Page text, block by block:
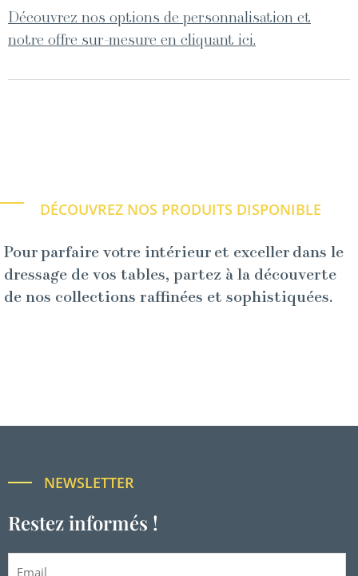
Découvrez nos options de personnalisation et
notre offre sur-mesure en cliquant ici.
DÉCOUVREZ NOS PRODUITS DISPONIBLE
Pour parfaire votre intérieur et exceller dans le
dressage de vos tables, partez à la découverte
de nos collections raffinées et sophistiquées.
NEWSLETTER
Restez informés !